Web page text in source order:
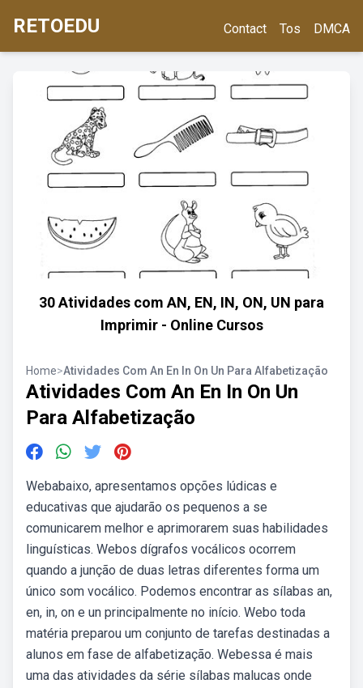
RETOEDU Contact Tos DMCA
30 Atividades com AN, EN, IN, ON, UN para
Imprimir - Online Cursos
Home>Atividades Com An En In On Un Para Alfabetização
Atividades Com An En In On Un
Para Alfabetização
Webabaixo, apresentamos opções lúdicas e
educativas que ajudarão os pequenos a se
comunicarem melhor e aprimorarem suas habilidades
linguísticas. Webos dígrafos vocálicos ocorrem
quando a junção de duas letras diferentes forma um
único som vocálico. Podemos encontrar as sílabas an,
en, in, on e un principalmente no início. Webo toda
matéria preparou um conjunto de tarefas destinadas a
alunos em fase de alfabetização. Webessa é mais
uma das atividades da série sílabas malucas onde